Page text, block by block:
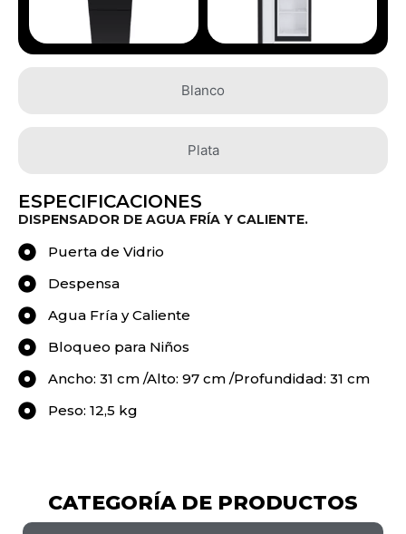
ESPECIFICACIONES
DISPENSADOR DE AGUA FRÍA Y CALIENTE.
Puerta de Vidrio
Despensa
Agua Fría y Caliente
Bloqueo para Niños
Ancho: 31 cm /Alto: 97 cm /Profundidad: 31 cm
Peso: 12,5 kg
Blanco
Plata
CATEGORÍA DE PRODUCTOS